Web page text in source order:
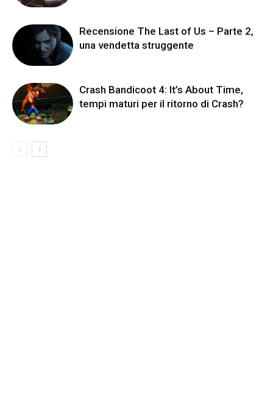
Recensione The Last of Us – Parte 2,
una vendetta struggente
Crash Bandicoot 4: It’s About Time,
tempi maturi per il ritorno di Crash?